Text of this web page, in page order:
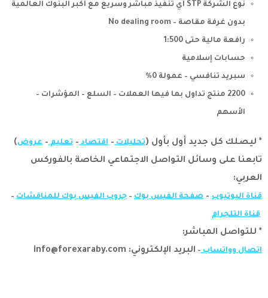
نوع الشركة STP أي تنفيذ مباشر وسريع مع أكبر البنوك العالمية
بدون غرفة مقاصة – No dealing room
رافعة مالية حتى 1:500
حسابات إسلامية
سبريد تنافسي – عمولة 0%
2200 منتج تداول بما فيها العملات – السلع – المؤشرات –
الأسهم
* ليصلك كل جديد أول بأول (تحليلات– اقتصاد– تعليم– عروض)
تابعنا على وسائل التواصل الاجتماعي الخاصة بالفوركس
العربي:
قناة اليوتيوب – صفحة الفيس بوك – جروب الفيس بوك للمناقشات –
قناة التلجرام
* للتواصل المباشر:
اتصال وواتساب– البريد الإلكتروني: info@forexaraby.com